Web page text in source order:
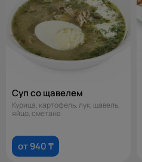
Суп со щавелем
Курица, картофель, лук, щавель,
яйцо, сметана
от 940 ₸